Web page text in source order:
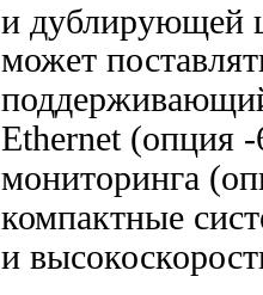
и
может
Ethernet (опция -
мониторинга
компактные
и